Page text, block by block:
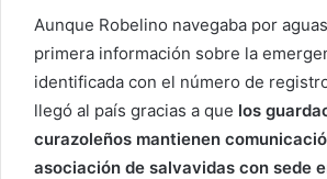
Aunque Robelino navegaba por
primera información sobre la
identificada con el número de
llegó al país gracias a que los
curazoleños mantienen
asociación de salvavidas con sede